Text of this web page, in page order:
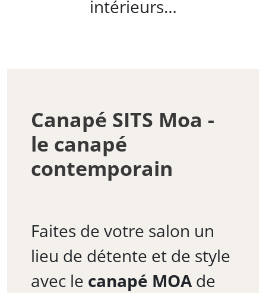
intérieurs…
Canapé SITS Moa -
le canapé
contemporain
Faites de votre salon un
lieu de détente et de style
avec le canapé MOAde